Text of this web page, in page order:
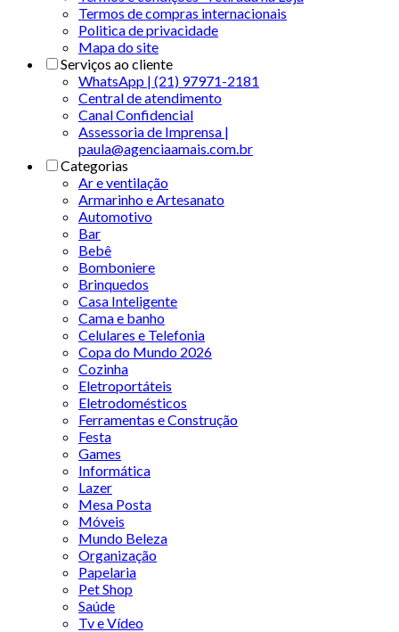
Termos de compras internacionais
Politica de privacidade
Mapa do site
Serviços ao cliente
WhatsApp | (21) 97971-2181
Central de atendimento
Canal Confidencial
Assessoria de Imprensa |
paula@agenciaamais.com.br
Categorias
Ar e ventilação
Armarinho e Artesanato
Automotivo
Bar
Bebê
Bomboniere
Brinquedos
Casa Inteligente
Cama e banho
Celulares e Telefonia
Copa do Mundo 2026
Cozinha
Eletroportáteis
Eletrodomésticos
Ferramentas e Construção
Festa
Games
Informática
Lazer
Mesa Posta
Móveis
Mundo Beleza
Organização
Papelaria
Pet Shop
Saúde
Tv e Vídeo